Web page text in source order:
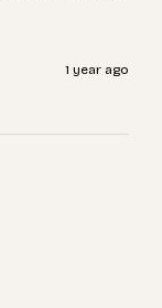
1 year ago